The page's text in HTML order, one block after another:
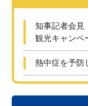
知事記者会見
観光キャンペ
熱中症を予防